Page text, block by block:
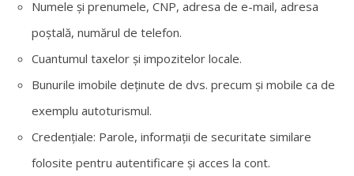
Numele și prenumele, CNP, adresa de e-mail, adresa
poștală, numărul de telefon.
Cuantumul taxelor și impozitelor locale.
Bunurile imobile deținute de dvs. precum și mobile ca de
exemplu autoturismul.
Credențiale: Parole, informații de securitate similare
folosite pentru autentificare și acces la cont.